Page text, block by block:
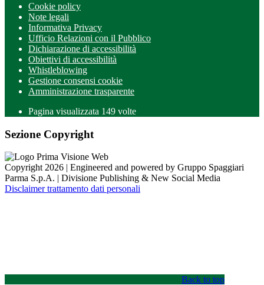
Cookie policy
Note legali
Informativa Privacy
Ufficio Relazioni con il Pubblico
Dichiarazione di accessibilità
Obiettivi di accessibilità
Whistleblowing
Gestione consensi cookie
Amministrazione trasparente
Pagina visualizzata 149 volte
Sezione Copyright
Copyright 2026 | Engineered and powered by Gruppo Spaggiari
Parma S.p.A. | Divisione Publishing & New Social Media
Disclaimer trattamento dati personali
Back to top